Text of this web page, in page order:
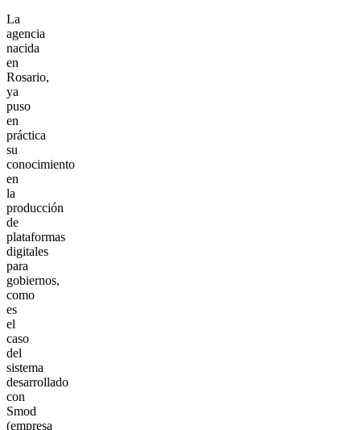
La
agencia
nacida
en
Rosario,
ya
puso
en
práctica
su
conocimiento
en
la
producción
de
plataformas
digitales
para
gobiernos,
como
es
el
caso
del
sistema
desarrollado
con
Smod
(empresa